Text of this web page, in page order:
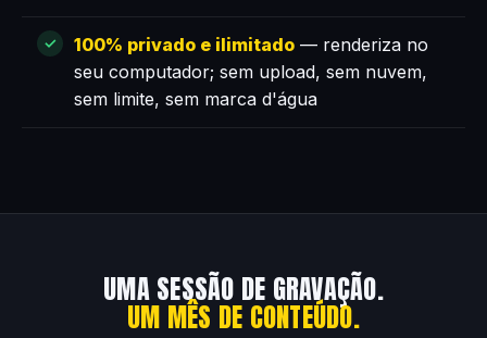
100% privado e ilimitado — renderiza no
seu computador; sem upload, sem nuvem,
sem limite, sem marca d'água
UMA SESSÃO DE GRAVAÇÃO.
UM MÊS DE CONTEÚDO.